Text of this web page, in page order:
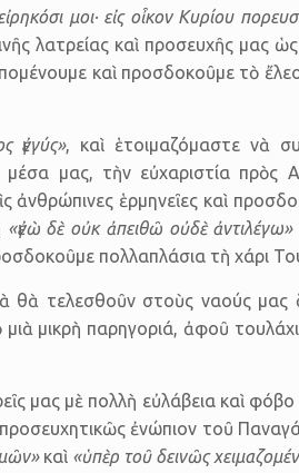
μοι· εἰς οἶκον Κυρίου
λατρείας καὶ προσευχῆς μας
καὶ προσδοκοῦμε τὸ
ἐγγύς», καὶ ἑτοιμαζόμαστε νὰ
μας, τὴν εὐχαριστία πρὸς
ἀνθρώπινες ἑρμηνεῖες καὶ
«ἐγὼ δὲ οὐκ ἀπειθῶ οὐδὲ ἀντιλέγω»
πολλαπλάσια τὴ χάρι
θὰ τελεσθοῦν στοὺς ναούς μας
μιὰ μικρὴ παρηγοριά, ἀφοῦ
μας μὲ πολλὴ εὐλάβεια καὶ
προσευχητικῶς ἐνώπιον τοῦ
καὶ «ὑπὲρ τοῦ δεινῶς